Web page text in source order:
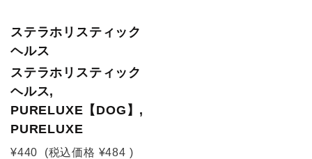
ステラホリスティック
ヘルス
ステラホリスティック
ヘルス,
PURELUXE【DOG】,
PURELUXE
¥440 (税込価格 ¥484 )